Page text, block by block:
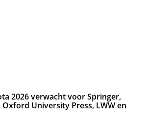
2026 verwacht voor Springer,
University Press, LWW en